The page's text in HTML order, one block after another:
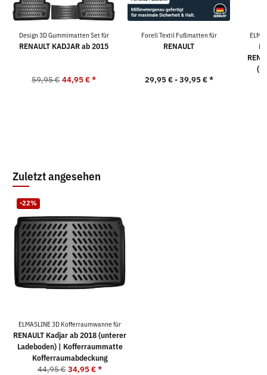
Design 3D Gummimatten Set für
RENAULT KADJAR ab 2015
59,95 € 44,95 €*
Forell Textil Fußmatten für
RENAULT
29,95 € -39,95 €*
Zuletzt angesehen
-22%
ELMASLINE 3D Kofferraumwanne für
RENAULT Kadjar ab 2018 (unterer
Ladeboden) | Kofferraummatte
Kofferraumabdeckung
44,95 € 34,95 €*